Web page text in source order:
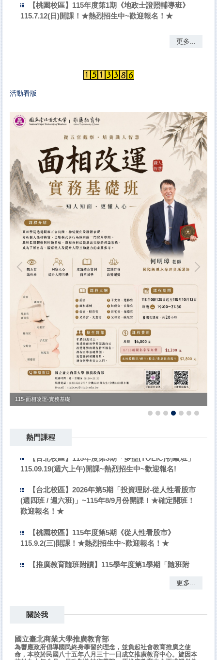
【桃園校區】115年度第1期《地政士證照輔導班》
115.7.12(日)開課！★熱烈招生中~歡迎報名！★
更多...
活動看版
115-面相改運-實務基礎
熱門課程
【台北校區】115年度「手機攝影技巧：光影、美學
與城市街拍」115.08.15(三)開課~熱烈招生中~歡迎報
名!
【台北校區】115學年度第1學期「會計師專業課程學
分班」~115/9/7(一)起陸續開課~熱烈招生中! 歡迎報
名!!
115.09.19(週六下午)開課~熱烈招生中~歡迎報名!
115.09.19(週六上午)開課~熱烈招生中~歡迎報名!
【台北校區】2026年第5期「投資理財-從人性看股市
(週四班 / 週六班)」~115年8/9月份開課！★確定開班！
歡迎報名！★
【桃園校區】115年度第5期《從人性看股市》
115.9.2(三)開課！★熱烈招生中~歡迎報名！★
【推廣教育隨班附讀】115學年度第1學期「隨班附
(一)」-115.9.7(週一)開班，熱烈招生中！歡迎報名！
【台北校區】115年度《茶藝與品評專業課程》
更多...
關於我
國立臺北商業大學推廣教育部
為響應政府倡導國民終身學習的理念，並負起社會教育推廣之使
命，本校於民國八十五年八月三十一日成立推廣教育中心。旋因本